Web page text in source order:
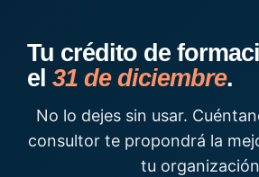
Tu crédito de
el 31 de diciembre.
No lo dejes sin usar.
consultor te propondrá la
tu